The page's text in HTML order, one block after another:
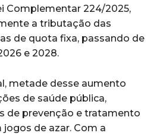
Complementar 224/2025,
a tributação das
de quota fixa, passando de
e 2028.
metade desse aumento
de saúde pública,
de prevenção e tratamento
de azar. Com a